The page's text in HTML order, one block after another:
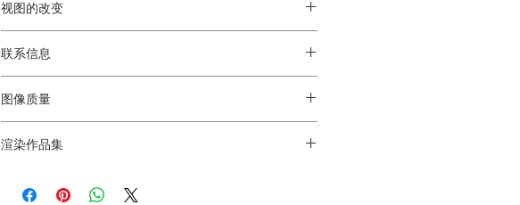
项目的 Autocad 文件或 PDF。
平面图、项目设计立面图或带有参考资料（Pinterest
板、图像或 PDF）的演示文稿，其中定义了材料、空
6981-1252 或发送请求至 ventas@grupoideas.co
以请求项目设计的报价。
视图的改变
更改中，客户必须注明将进行的所有更改。在最终交付之
前，将发送初步草稿供客户审核。
联系信息
ventas@grupoideas.co
您可以拨打 + (507) 381-7744 或 + (507) 6981-1252 联
系我们。爱迪生企业中心，7 楼，办公室 7F。
图像质量
型的渲染质量：
高级——用于项目评估或项目研究的中等质量图像。
渲染作品集
https://web.tresorit.com/l/Etsms#mLgr70AfDKIkyNKq